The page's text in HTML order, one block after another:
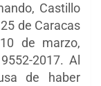
Castillo
de Caracas
de marzo,
2017. Al
de haber